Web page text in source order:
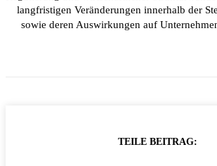
langfristigen Veränderungen innerhalb der
sowie deren Auswirkungen auf
TEILE BEITRAG: